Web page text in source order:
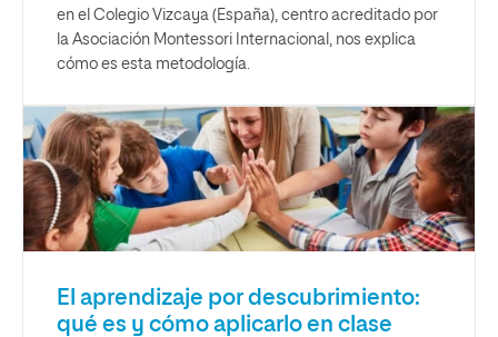
en el Colegio Vizcaya (España), centro acreditado por
la Asociación Montessori Internacional, nos explica
cómo es esta metodología.
El aprendizaje por descubrimiento:
qué es y cómo aplicarlo en clase